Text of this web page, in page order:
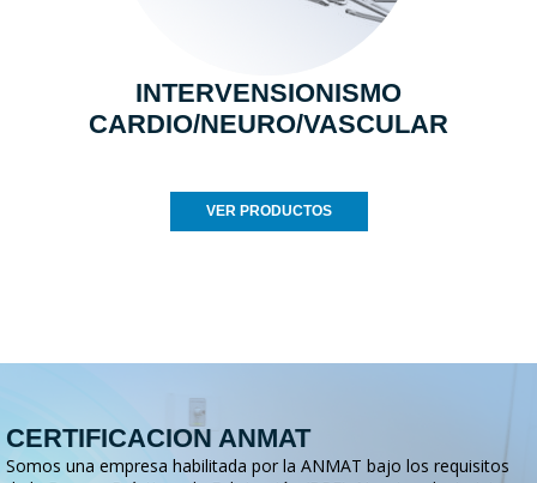
INTERVENSIONISMO
CARDIO/NEURO/VASCULAR
VER PRODUCTOS
CERTIFICACION ANMAT
Somos una empresa habilitada por la ANMAT bajo los requisitos